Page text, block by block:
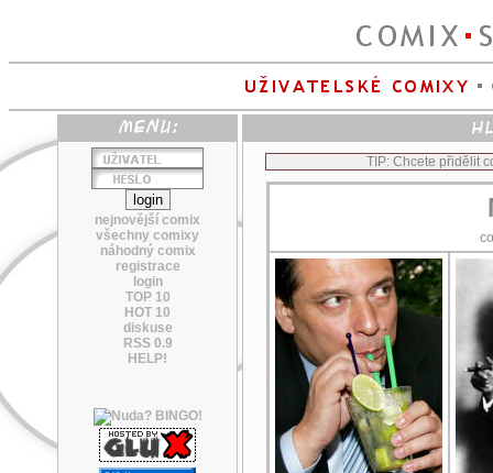
nejnovější comix
všechny comixy
náhodný comix
registrace
login
TOP 10
HOT 10
diskuse
RSS 0.9
HELP!
TIP: Chcete přidělit